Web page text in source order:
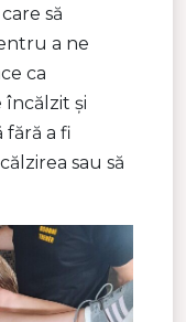
să
a ne
ca
încălzit și
a fi
sau să